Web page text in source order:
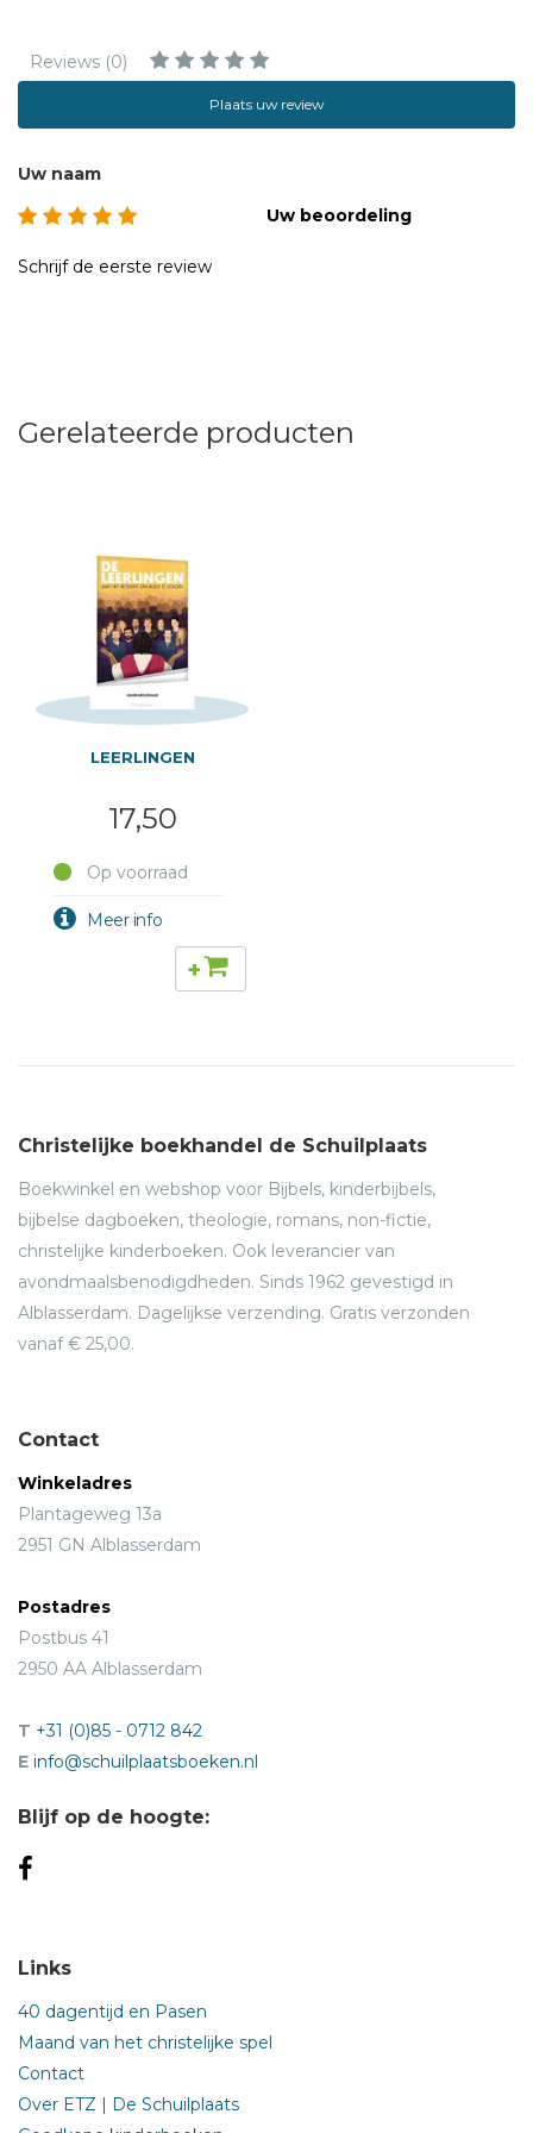
Reviews (0)
Plaats uw review
Uw naam
Uw beoordeling
Schrijf de eerste review
Gerelateerde producten
LEERLINGEN
17,50
Op voorraad
+
Christelijke boekhandel de Schuilplaats
Boekwinkel en webshop voor Bijbels, kinderbijbels,
bijbelse dagboeken, theologie, romans, non-fictie,
christelijke kinderboeken. Ook leverancier van
avondmaalsbenodigdheden. Sinds 1962 gevestigd in
Alblasserdam. Dagelijkse verzending. Gratis verzonden
vanaf € 25,00.
Contact
Winkeladres
Plantageweg 13a
2951 GN Alblasserdam
Postadres
Postbus 41
2950 AA Alblasserdam
T +31 (0)85 - 0712 842
E info@schuilplaatsboeken.nl
Blijf op de hoogte:
Links
40 dagentijd en Pasen
Maand van het christelijke spel
Contact
Over ETZ | De Schuilplaats